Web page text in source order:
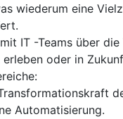
wiederum eine
IT -Teams über
oder in
Automatisierung.